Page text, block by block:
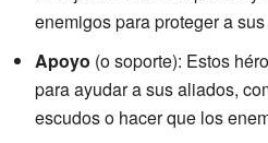
enemigos para proteger a
Apoyo (o soporte): Estos
para ayudar a sus aliados,
escudos o hacer que los